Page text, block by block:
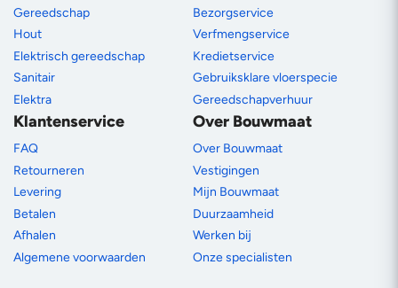
Gereedschap
Hout
Elektrisch gereedschap
Sanitair
Elektra
Bezorgservice
Verfmengservice
Kredietservice
Gebruiksklare vloerspecie
Gereedschapverhuur
Klantenservice
FAQ
Retourneren
Levering
Betalen
Afhalen
Algemene voorwaarden
Over Bouwmaat
Over Bouwmaat
Vestigingen
Mijn Bouwmaat
Duurzaamheid
Werken bij
Onze specialisten